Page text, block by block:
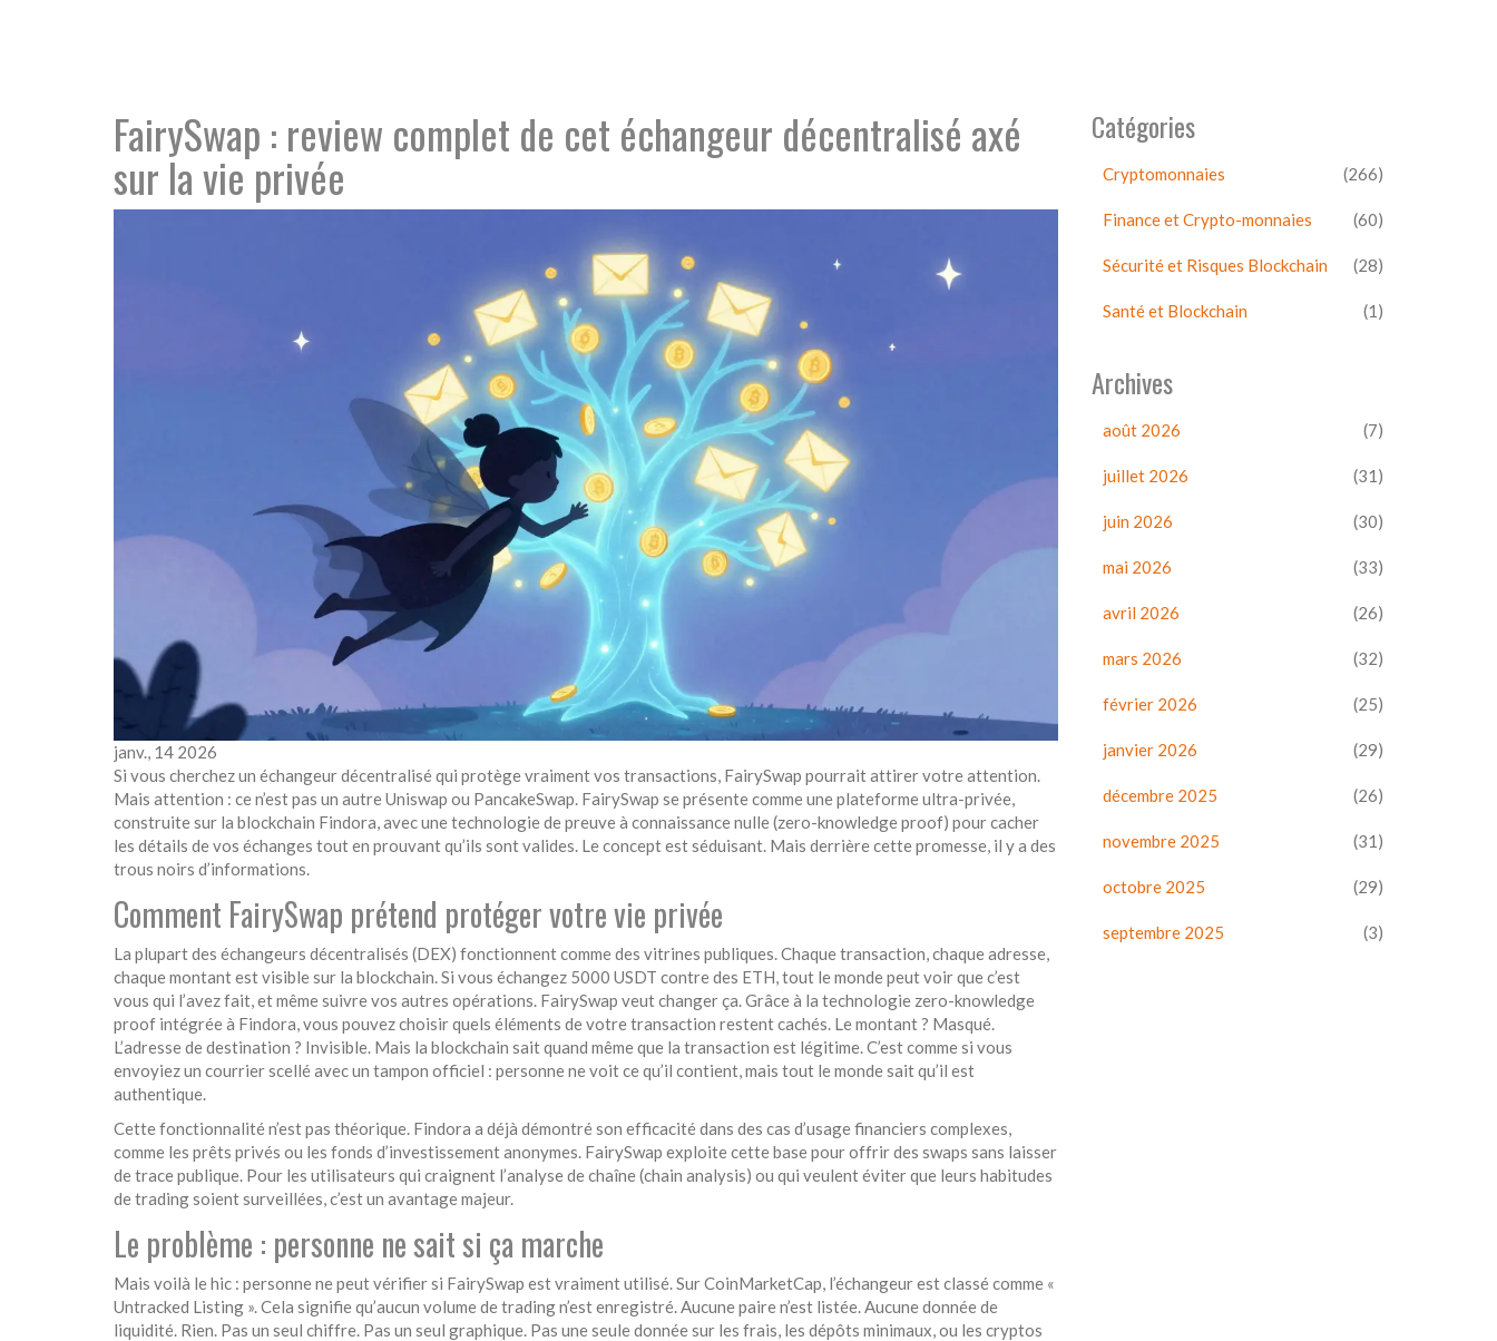
FairySwap : review complet de cet échangeur décentralisé axé
sur la vie privée
janv., 14 2026
Si vous cherchez un échangeur décentralisé qui protège vraiment vos transactions, FairySwap pourrait attirer votre attention.
Mais attention : ce n’est pas un autre Uniswap ou PancakeSwap. FairySwap se présente comme une plateforme ultra-privée,
construite sur la blockchain Findora, avec une technologie de preuve à connaissance nulle (zero-knowledge proof) pour cacher
les détails de vos échanges tout en prouvant qu’ils sont valides. Le concept est séduisant. Mais derrière cette promesse, il y a des
trous noirs d’informations.
Comment FairySwap prétend protéger votre vie privée
La plupart des échangeurs décentralisés (DEX) fonctionnent comme des vitrines publiques. Chaque transaction, chaque adresse,
chaque montant est visible sur la blockchain. Si vous échangez 5000 USDT contre des ETH, tout le monde peut voir que c’est
vous qui l’avez fait, et même suivre vos autres opérations. FairySwap veut changer ça. Grâce à la technologie zero-knowledge
proof intégrée à Findora, vous pouvez choisir quels éléments de votre transaction restent cachés. Le montant ? Masqué.
L’adresse de destination ? Invisible. Mais la blockchain sait quand même que la transaction est légitime. C’est comme si vous
envoyiez un courrier scellé avec un tampon officiel : personne ne voit ce qu’il contient, mais tout le monde sait qu’il est
authentique.
Cette fonctionnalité n’est pas théorique. Findora a déjà démontré son efficacité dans des cas d’usage financiers complexes,
comme les prêts privés ou les fonds d’investissement anonymes. FairySwap exploite cette base pour offrir des swaps sans laisser
de trace publique. Pour les utilisateurs qui craignent l’analyse de chaîne (chain analysis) ou qui veulent éviter que leurs habitudes
de trading soient surveillées, c’est un avantage majeur.
Le problème : personne ne sait si ça marche
Mais voilà le hic : personne ne peut vérifier si FairySwap est vraiment utilisé. Sur CoinMarketCap, l’échangeur est classé comme «
Untracked Listing ». Cela signifie qu’aucun volume de trading n’est enregistré. Aucune paire n’est listée. Aucune donnée de
liquidité. Rien. Pas un seul chiffre. Pas un seul graphique. Pas une seule donnée sur les frais, les dépôts minimaux, ou les cryptos
Catégories
Cryptomonnaies (266)
Finance et Crypto-monnaies (60)
Sécurité et Risques Blockchain (28)
Santé et Blockchain (1)
Archives
août 2026 (7)
juillet 2026 (31)
juin 2026 (30)
mai 2026 (33)
avril 2026 (26)
mars 2026 (32)
février 2026 (25)
janvier 2026 (29)
décembre 2025 (26)
novembre 2025 (31)
octobre 2025 (29)
septembre 2025 (3)